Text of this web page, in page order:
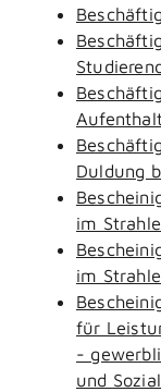
Duldung
im
im
für
-
und